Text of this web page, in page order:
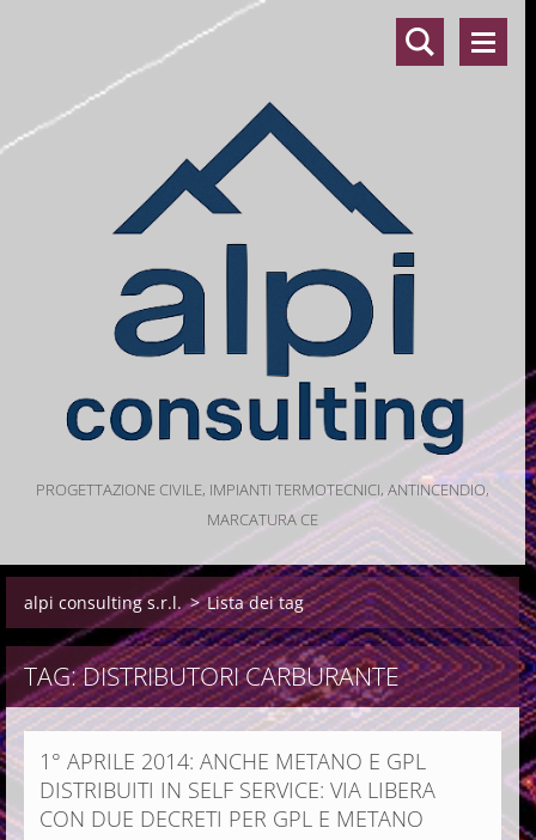
PROGETTAZIONE CIVILE, IMPIANTI TERMOTECNICI, ANTINCENDIO,
MARCATURA CE
alpi consulting s.r.l. > Lista dei tag
TAG: DISTRIBUTORI CARBURANTE
1° APRILE 2014: ANCHE METANO E GPL
DISTRIBUITI IN SELF SERVICE: VIA LIBERA
CON DUE DECRETI PER GPL E METANO